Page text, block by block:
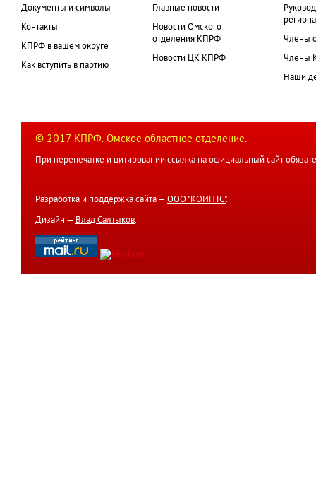
Документы и символы
Контакты
КПРФ в вашем округе
Как вступить в партию
Главные новости
Новости Омского
отделения КПРФ
Новости ЦК КПРФ
Члены
Члены
Наши
© 2017 КПРФ. Омское областное отделение.
При перепечатке и цитировании ссылка на официальный сайт
Разработка и поддержка сайта — ООО "КОИНТС".
Дизайн — Влад Салтыков.